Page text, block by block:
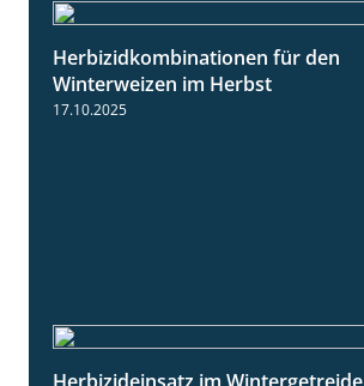
Herbizidkombinationen für den
Winterweizen im Herbst
17.10.2025